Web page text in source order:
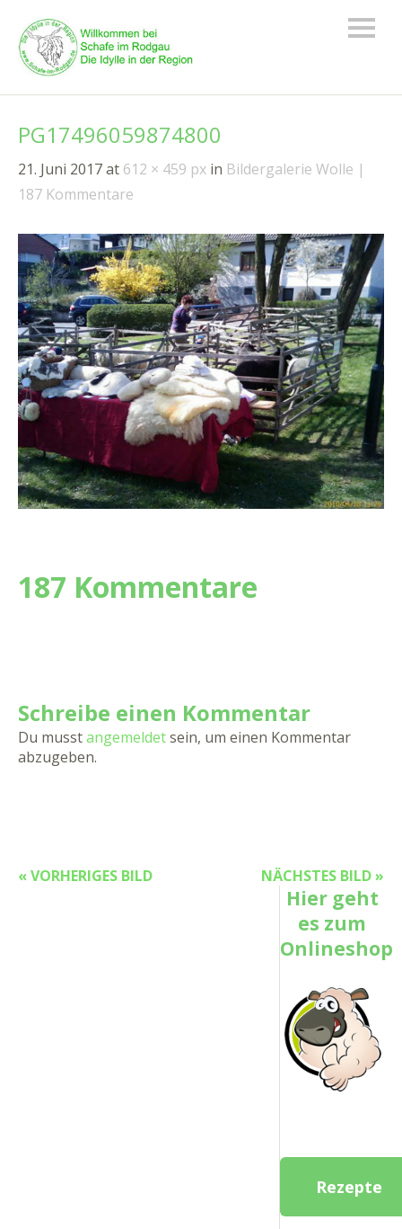
PG17496059874800
21. Juni 2017at 612 × 459 px in Bildergalerie Wolle
187 Kommentare
187 Kommentare
Schreibe einen Kommentar
Du musstangemeldetsein, um einen Kommentar
abzugeben.
« VORHERIGES BILD NÄCHSTES BILD »
Hier geht
es zum
Onlineshop
Rezepte